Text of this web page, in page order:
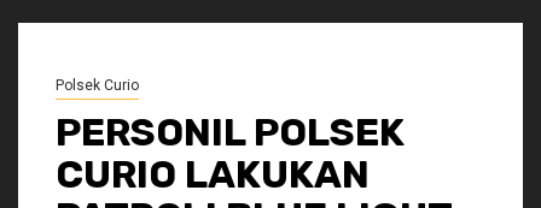
Polsek Curio
PERSONIL POLSEK
CURIO LAKUKAN